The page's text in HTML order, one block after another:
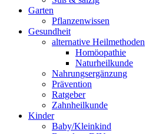
Garten
Pflanzenwissen
Gesundheit
alternative Heilmethoden
Homöopathie
Naturheilkunde
Nahrungsergänzung
Prävention
Ratgeber
Zahnheilkunde
Kinder
Baby/Kleinkind